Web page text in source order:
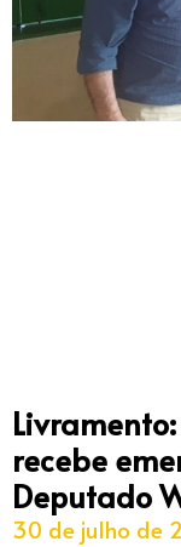
recebe
Deputado
30 de julho de